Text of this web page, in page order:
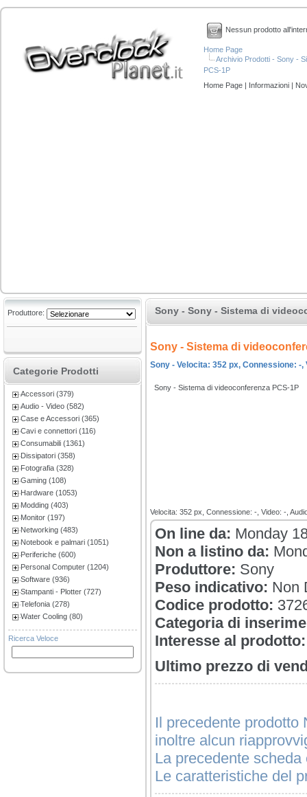
Nessun prodotto
Home Page
Archivio Prodotti - Sony -
PCS-1P
Home Page | Informazioni |
Produttore:
Categorie Prodotti
Accessori (379)
Audio - Video (582)
Case e Accessori (365)
Cavi e connettori (116)
Consumabili (1361)
Dissipatori (358)
Fotografia (328)
Gaming (108)
Hardware (1053)
Modding (403)
Monitor (197)
Networking (483)
Notebook e palmari (1051)
Periferiche (600)
Personal Computer (1204)
Software (936)
Stampanti - Plotter (727)
Telefonia (278)
Water Cooling (80)
Ricerca Veloce
Sony - Sony - Sistema di
Sony - Sistema di
Sony - Velocita: 352 px, Connessione:
Sony - Sistema di videoconferenza PCS-1P
Velocita: 352 px, Connessione: -, Video: -,
On line da: Monday
Non a listino da:
Produttore: Sony
Peso indicativo: Non
Codice prodotto:
Categoria di
Interesse al prodotto:
Ultimo prezzo di
Il precedente prodotto
inoltre alcun
La precedente
Le caratteristiche del